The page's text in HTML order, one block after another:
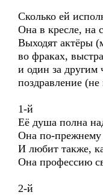
Сколько ей
Она в кресле, на
Выходят актёры
во фраках,
и один за другим
поздравление
1-й
Её душа полна
Она по-прежнему
И любит также,
Она профессию
2-й